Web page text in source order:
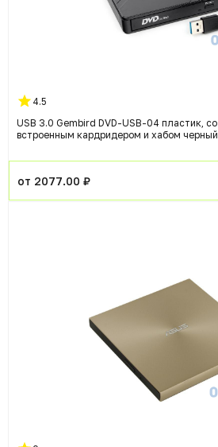
4.5
USB 3.0 Gembird DVD-USB-04 пластик, со
встроенным кардридером и хабом черный
от 2077.00 ₽